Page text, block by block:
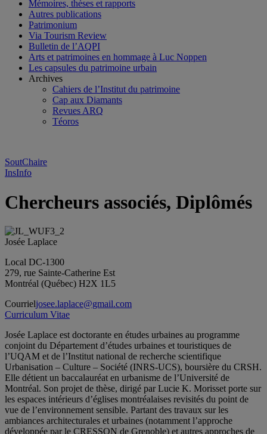
Mémoires, thèses et rapports
Autres publications
Patrimonium
Via Tourism Review
Bulletin de l’AQPI
Arts et patrimoines en hommage à Luc Noppen
Les capsules du patrimoine urbain
Archives
Cahiers de l’Institut du patrimoine
Cap aux Diamants
Revues ARQ
Téoros
SoutChaire
InsInfo
Chercheurs associés, Diplômés
Josée Laplace
Local DC-1300
279, rue Sainte-Catherine Est
Montréal (Québec) H2X 1L5
Courrieljosee.laplace@gmail.com
Curriculum Vitae
Josée Laplace est doctorante en études urbaines au programme
conjoint du Département d’études urbaines et touristiques de
l’UQAM et de l’Institut national de recherche scientifique
Urbanisation – Culture – Société (INRS-UCS), boursière du CRSH.
Elle détient un baccalauréat en urbanisme de l’Université de
Montréal. Son projet de thèse, dirigé par Lucie K. Morisset porte sur
les espaces intérieurs d’églises montréalaises revisités du point de
vue de l’environnement sensible. Partant des travaux sur les
ambiances architecturales et urbaines (notamment l’approche
développée par le CRESSON de Grenoble) et autres approches de